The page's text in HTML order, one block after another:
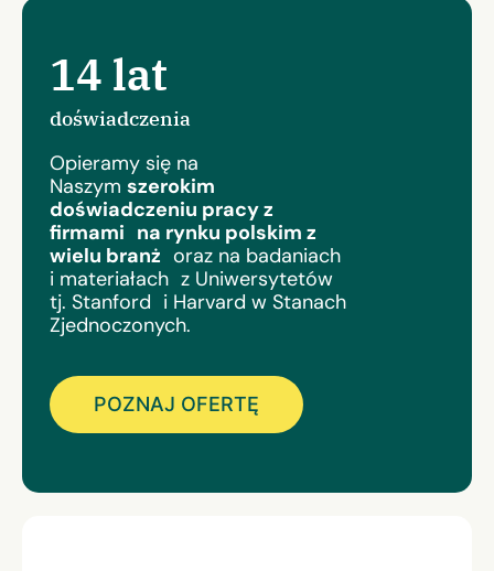
14 lat
doświadczenia
Opieramy się na
Naszym szerokim
doświadczeniu pracy z
firmami na rynku polskim z
wielu branż oraz na badaniach
i materiałach z Uniwersytetów
tj. Stanford i Harvard w Stanach
Zjednoczonych.
POZNAJ OFERTĘ